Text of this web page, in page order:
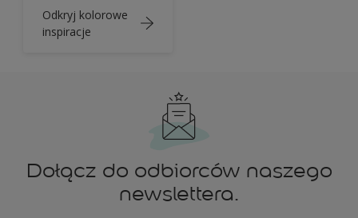
Odkryj kolorowe
inspiracje
Dołącz do odbiorców naszego
newslettera.